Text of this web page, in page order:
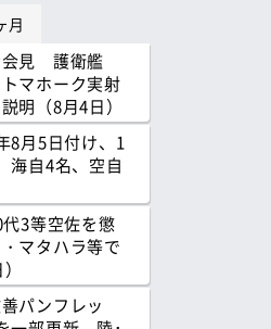
月
会見 護衛艦
マホーク実射
明（8月4日）
月5日付け、1
海自4名、空自
3等空佐を懲
マタハラ等で
パンフレッ